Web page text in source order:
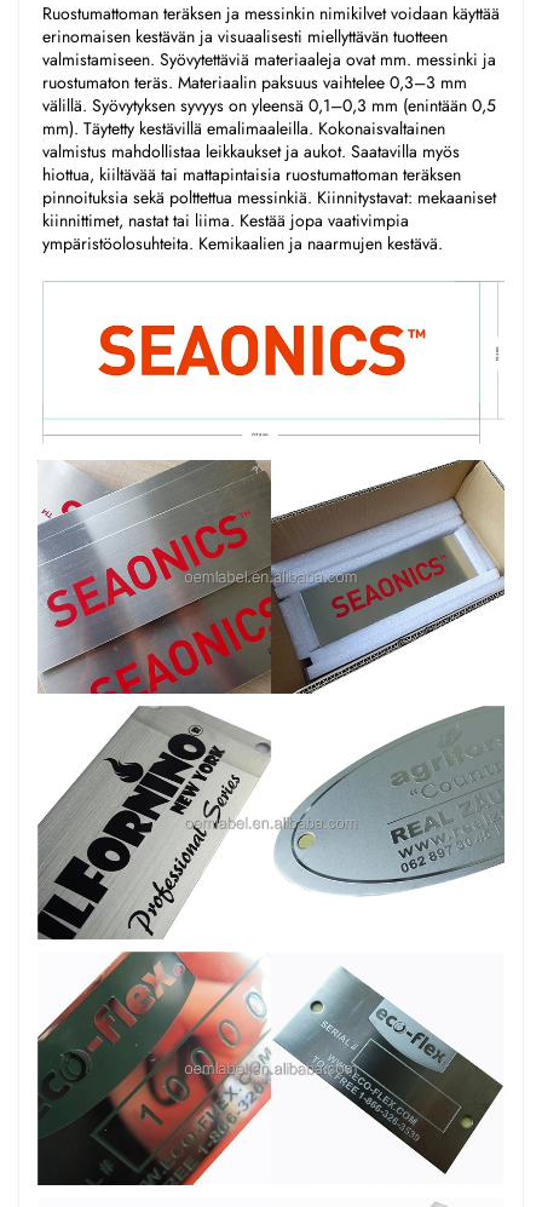
Ruostumattoman teräksen ja messinkin nimikilvet voidaan käyttää
erinomaisen kestävän ja visuaalisesti miellyttävän tuotteen
valmistamiseen. Syövytettäviä materiaaleja ovat mm. messinki ja
ruostumaton teräs. Materiaalin paksuus vaihtelee 0,3–3 mm
välillä. Syövytyksen syvyys on yleensä 0,1–0,3 mm (enintään 0,5
mm). Täytetty kestävillä emalimaaleilla. Kokonaisvaltainen
valmistus mahdollistaa leikkaukset ja aukot. Saatavilla myös
hiottua, kiiltävää tai mattapintaisia ruostumattoman teräksen
pinnoituksia sekä polttettua messinkiä. Kiinnitystavat: mekaaniset
kiinnittimet, nastat tai liima. Kestää jopa vaativimpia
ympäristöolosuhteita. Kemikaalien ja naarmujen kestävä.